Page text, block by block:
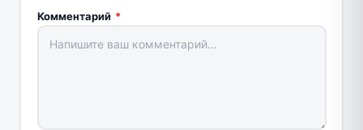
Комментарий *